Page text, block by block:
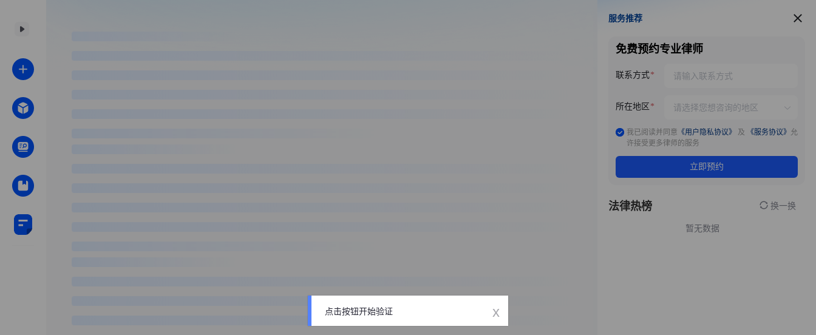
服务推荐
服务推荐
免费预约专业律师
联系方式
所在地区
我已阅读并同意 《用户隐私协议》 及 《服务协议》 允
许接受更多律师的服务
立即预约
法律热榜 换一换
暂无数据
点击按钮开始验证 x